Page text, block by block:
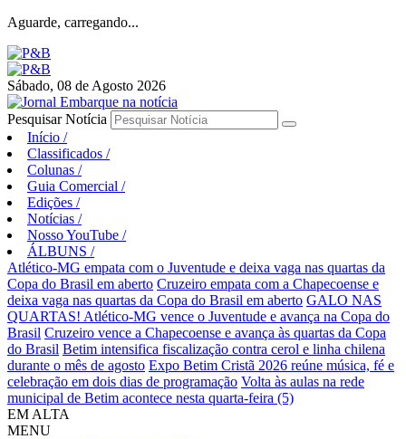
Aguarde, carregando...
Sábado, 08 de Agosto 2026
Pesquisar Notícia
Início /
Classificados /
Colunas /
Guia Comercial /
Edições /
Notícias /
Nosso YouTube /
ÁLBUNS /
Atlético-MG empata com o Juventude e deixa vaga nas quartas da
Copa do Brasil em aberto Cruzeiro empata com a Chapecoense e
deixa vaga nas quartas da Copa do Brasil em aberto GALO NAS
QUARTAS! Atlético-MG vence o Juventude e avança na Copa do
Brasil Cruzeiro vence a Chapecoense e avança às quartas da Copa
do Brasil Betim intensifica fiscalização contra cerol e linha chilena
durante o mês de agosto Expo Betim Cristã 2026 reúne música, fé e
celebração em dois dias de programação Volta às aulas na rede
municipal de Betim acontece nesta quarta-feira (5)
EM ALTA
MENU